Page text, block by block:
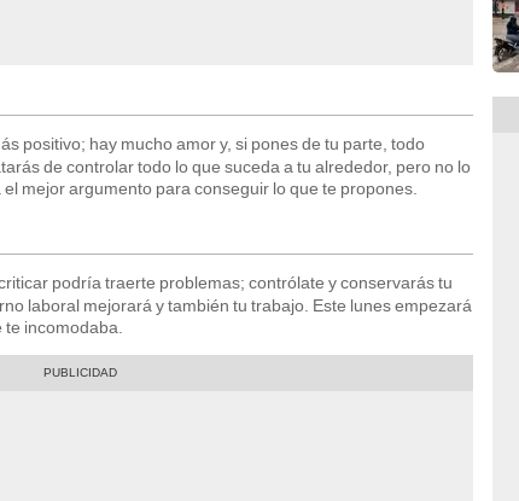
positivo; hay mucho amor y, si pones de tu parte, todo
de controlar todo lo que suceda a tu alrededor, pero no lo
mejor argumento para conseguir lo que te propones.
podría traerte problemas; contrólate y conservarás tu
laboral mejorará y también tu trabajo. Este lunes empezará
te incomodaba.